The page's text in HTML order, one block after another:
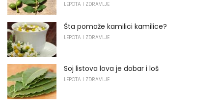
LEPOTA I ZDRAVLJE
Šta pomaže kamilici kamilice?
LEPOTA I ZDRAVLJE
Soj listova lova je dobar i loš
LEPOTA I ZDRAVLJE